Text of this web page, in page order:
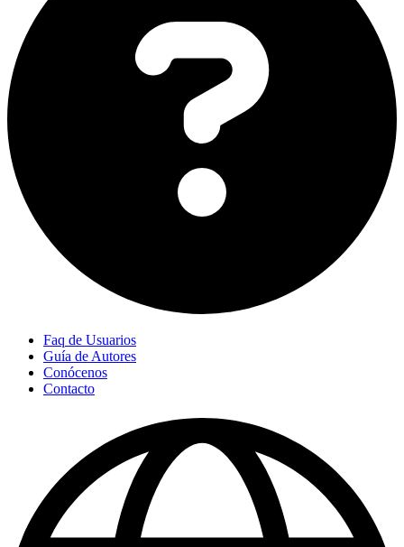
Faq de Usuarios
Guía de Autores
Conócenos
Contacto